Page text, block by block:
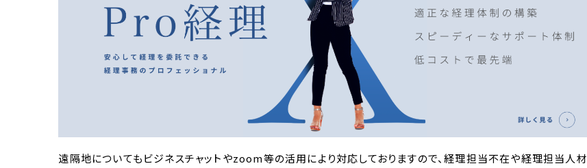
遠隔地についてもビジネスチャットやzoom等の活用により対応しておりますので、経理担当不在や経理担当人材